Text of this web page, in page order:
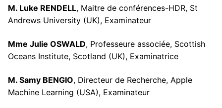
M. Luke RENDELL, Maitre de conférences-HDR, St
Andrews University (UK), Examinateur
Mme Julie OSWALD, Professeure associée, Scottish
Oceans Institute, Scotland (UK), Examinatrice
M. Samy BENGIO, Directeur de Recherche, Apple
Machine Learning (USA), Examinateur